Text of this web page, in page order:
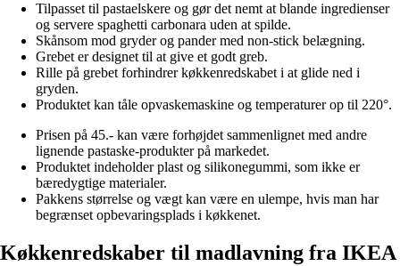
Tilpasset til pastaelskere og gør det nemt at blande ingredienser
og servere spaghetti carbonara uden at spilde.
Skånsom mod gryder og pander med non-stick belægning.
Grebet er designet til at give et godt greb.
Rille på grebet forhindrer køkkenredskabet i at glide ned i
gryden.
Produktet kan tåle opvaskemaskine og temperaturer op til 220°.
Prisen på 45.- kan være forhøjdet sammenlignet med andre
lignende pastaske-produkter på markedet.
Produktet indeholder plast og silikonegummi, som ikke er
bæredygtige materialer.
Pakkens størrelse og vægt kan være en ulempe, hvis man har
begrænset opbevaringsplads i køkkenet.
Køkkenredskaber til madlavning fra IKEA